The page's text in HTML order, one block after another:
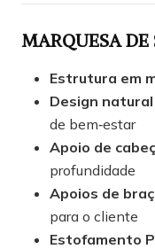
MARQUESA DE
Estrutura em
Design
de bem‑estar
Apoio de
profundidade
Apoios de
para o cliente
Estofamento